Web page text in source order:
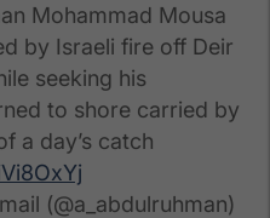
Mohammad Mousa
by Israeli fire off Deir
seeking his
to shore carried by
a day’s catch
(@a_abdulruhman)